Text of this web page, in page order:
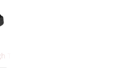
Triple Black